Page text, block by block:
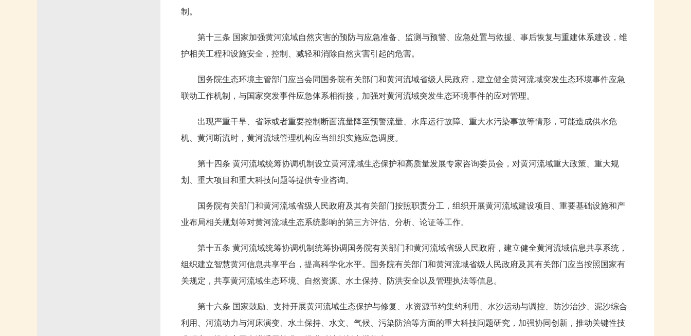
制。
第十三条 国家加强黄河流域自然灾害的预防与应急准备、监测与预警、应急处置与救援、事后恢复与重建体系建设，维
护相关工程和设施安全，控制、减轻和消除自然灾害引起的危害。
国务院生态环境主管部门应当会同国务院有关部门和黄河流域省级人民政府，建立健全黄河流域突发生态环境事件应急
联动工作机制，与国家突发事件应急体系相衔接，加强对黄河流域突发生态环境事件的应对管理。
出现严重干旱、省际或者重要控制断面流量降至预警流量、水库运行故障、重大水污染事故等情形，可能造成供水危
机、黄河断流时，黄河流域管理机构应当组织实施应急调度。
第十四条 黄河流域统筹协调机制设立黄河流域生态保护和高质量发展专家咨询委员会，对黄河流域重大政策、重大规
划、重大项目和重大科技问题等提供专业咨询。
国务院有关部门和黄河流域省级人民政府及其有关部门按照职责分工，组织开展黄河流域建设项目、重要基础设施和产
业布局相关规划等对黄河流域生态系统影响的第三方评估、分析、论证等工作。
第十五条 黄河流域统筹协调机制统筹协调国务院有关部门和黄河流域省级人民政府，建立健全黄河流域信息共享系统，
组织建立智慧黄河信息共享平台，提高科学化水平。国务院有关部门和黄河流域省级人民政府及其有关部门应当按照国家有
关规定，共享黄河流域生态环境、自然资源、水土保持、防洪安全以及管理执法等信息。
第十六条 国家鼓励、支持开展黄河流域生态保护与修复、水资源节约集约利用、水沙运动与调控、防沙治沙、泥沙综合
利用、河流动力与河床演变、水土保持、水文、气候、污染防治等方面的重大科技问题研究，加强协同创新，推动关键性技